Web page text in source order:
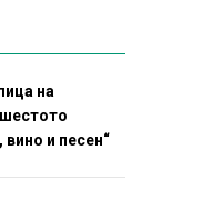
на
и песен“